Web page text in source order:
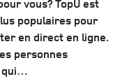
vous? TopU est
populaires pour
en direct en ligne.
personnes
qui…